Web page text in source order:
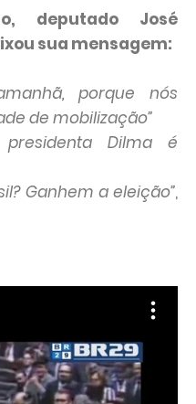
deputado José
sua mensagem:
porque nós
de mobilização”
Dilma é
Ganhem a eleição”,